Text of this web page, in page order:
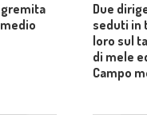
gremita
Due
seduti in
loro sul
di mele
Campo